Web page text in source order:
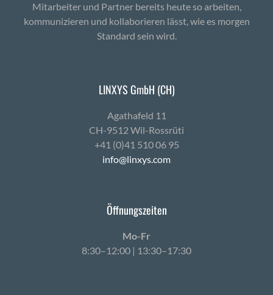
Mitarbeiter und Partner bereits heute so arbeiten,
kommunizieren und kollaborieren lässt, wie es morgen
Standard sein wird.
LINXYS GmbH (CH)
Agath­afeld 11
CH-9512 Wil-Ross­rüti
+41 (0)41 510 06 95
info@linxys.com
Öffnungszeiten
Mo-Fr
8:30–12:00 | 13:30–17:30